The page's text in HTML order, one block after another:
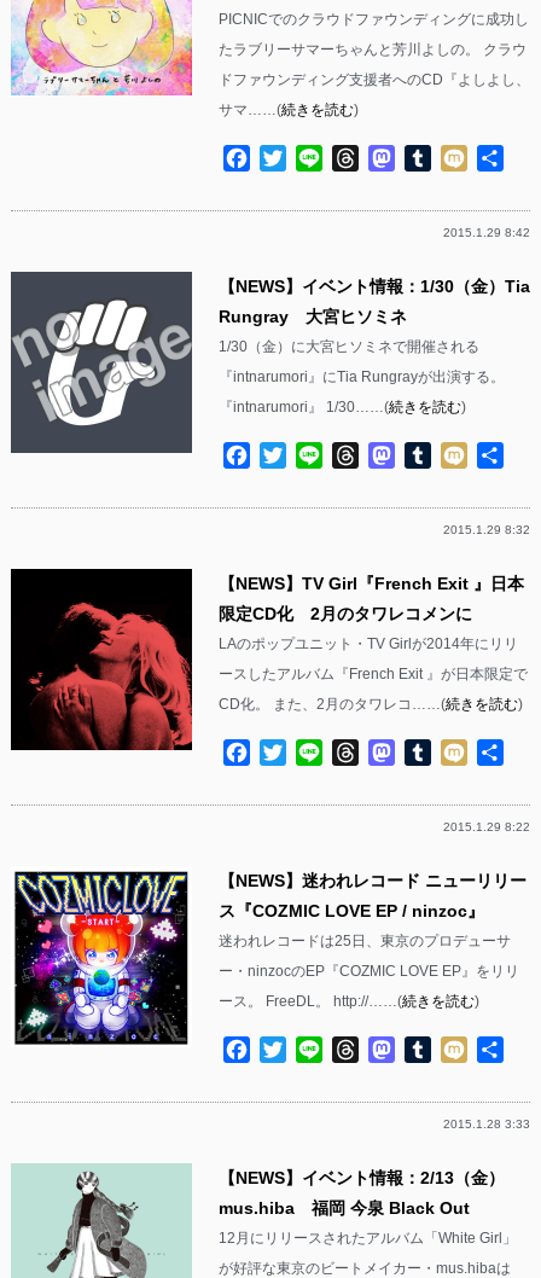
PICNICでのクラウドファウンディングに成功し
たラブリーサマーちゃんと芳川よしの。 クラウ
ドファウンディング支援者へのCD『よしよし、
サマ……(続きを読む)
Facebook
TwitterLine ThreadsMastodon
Tumblr
Mixi
2015.1.29 8:42
【NEWS】イベント情報：1/30（金）Tia
Rungray 大宮ヒソミネ
1/30（金）に大宮ヒソミネで開催される
『intnarumori』にTia Rungrayが出演する。
『intnarumori』 1/30……(続きを読む)
Facebook
TwitterLine ThreadsMastodon
Tumblr
Mixi
2015.1.29 8:32
【NEWS】TV Girl『French Exit 』日本
限定CD化 2月のタワレコメンに
LAのポップユニット・TV Girlが2014年にリリ
ースしたアルバム『French Exit 』が日本限定で
CD化。 また、2月のタワレコ……(続きを読む)
Facebook
TwitterLine ThreadsMastodon
Tumblr
Mixi
2015.1.29 8:22
【NEWS】迷われレコード ニューリリー
ス『COZMIC LOVE EP / ninzoc』
迷われレコードは25日、東京のプロデューサ
ー・ninzocのEP『COZMIC LOVE EP』をリリ
ース。 FreeDL。 http://……(続きを読む)
Facebook
TwitterLine ThreadsMastodon
Tumblr
Mixi
2015.1.28 3:33
【NEWS】イベント情報：2/13（金）
mus.hiba 福岡 今泉 Black Out
12月にリリースされたアルバム「White Girl」
が好評な東京のビートメイカー・mus.hibaは